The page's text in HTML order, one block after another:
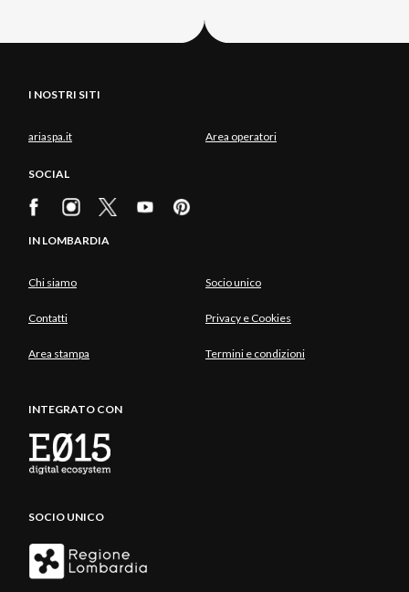
I NOSTRI SITI
ariaspa.it Area operatori
SOCIAL
IN LOMBARDIA
Chi siamo Socio unico
Contatti Privacy e Cookies
Area stampa Termini e condizioni
INTEGRATO CON
SOCIO UNICO